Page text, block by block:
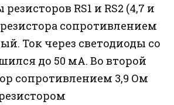
RS1 и RS2 (4,7 и
сопротивлением
Ток через светодиоды со
до 50 мА. Во второй
сопротивлением 3,9 Ом